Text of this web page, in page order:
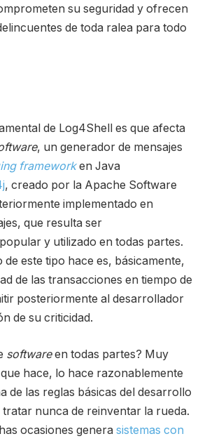
su seguridad y ofrecen
de toda ralea para todo
de Log4Shell es que afecta
, un generador de mensajes
frameworken Java
, creado por la Apache Software
implementado en
que resulta ser
y utilizado en todas partes.
de este tipo hace es, básicamente,
de las transacciones en tiempo de
posteriormente al desarrollador
de su criticidad.
softwareen todas partes? Muy
hace, lo hace razonablemente
de las reglas básicas del desarrollo
nunca de reinventar la rueda.
ocasiones genera sistemas con